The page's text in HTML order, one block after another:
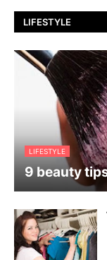
LIFESTYLE
LIFESTYLE
9 beauty